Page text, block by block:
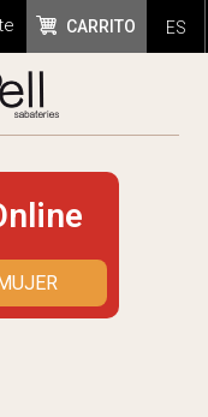
ES
CARRITO